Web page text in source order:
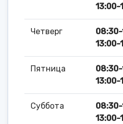
13:00-
Четверг
13:00-
Пятница
13:00-
Суббота
13:00-